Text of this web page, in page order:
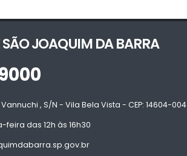
SÃO JOAQUIM DA BARRA
, S/N - Vila Bela Vista - CEP: 14604-004
das 12h às 16h30